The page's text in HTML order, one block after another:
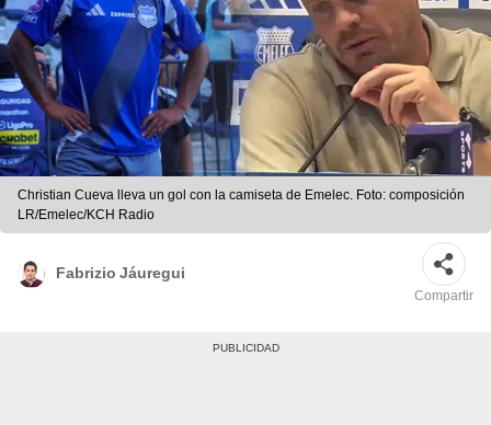
Christian Cueva lleva un gol con la camiseta de Emelec. Foto: composición
LR/Emelec/KCH Radio
Fabrizio Jáuregui
Compartir